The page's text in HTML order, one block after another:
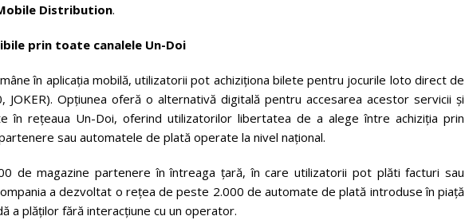
Distribution.
prin toate canalele Un-Doi
în aplicația mobilă, utilizatorii pot achiziționa bilete pentru jocurile loto direct de
Opțiunea oferă o alternativă digitală pentru accesarea acestor servicii și
în rețeaua Un-Doi, oferind utilizatorilor libertatea de a alege între achiziția prin
sau automatele de plată operate la nivel național.
de magazine partenere în întreaga țară, în care utilizatorii pot plăti facturi sau
a dezvoltat o rețea de peste 2.000 de automate de plată introduse în piață
a plăților fără interacțiune cu un operator.